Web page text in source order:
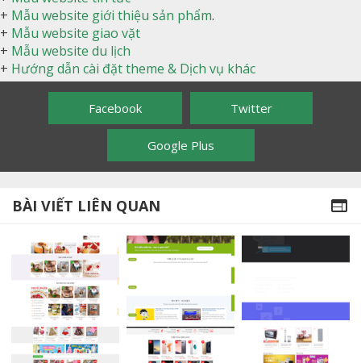
+ Mẫu website giới thiệu sản phẩm.
+ Mẫu website giao vặt
+ Mẫu website du lịch
+ Hướng dẫn cài đặt theme & Dịch vụ khác
Facebook Twitter
Google Plus
BÀI VIẾT LIÊN QUAN 